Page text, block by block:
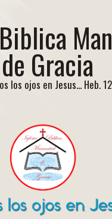
de Gracia
los ojos en Jesus... Heb.